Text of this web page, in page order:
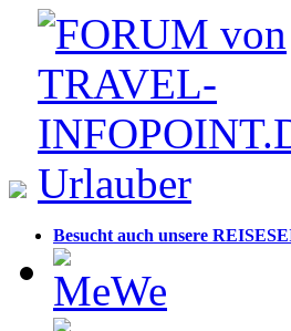
Besucht auch unsere